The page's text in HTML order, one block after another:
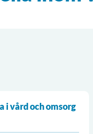
i vård och omsorg